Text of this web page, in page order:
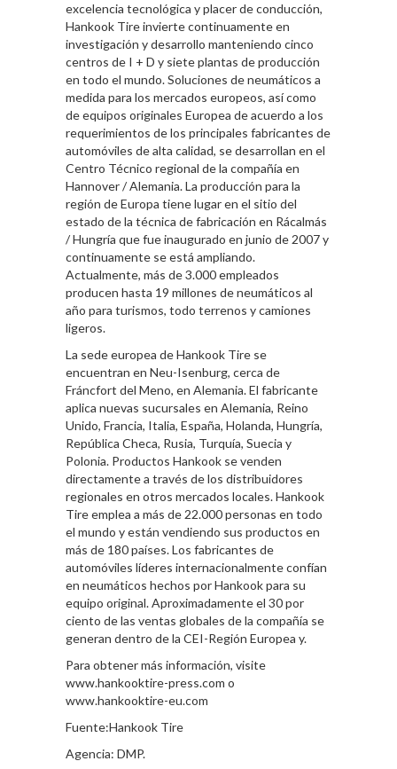
excelencia tecnológica y placer de conducción,
Hankook Tire invierte continuamente en
investigación y desarrollo manteniendo cinco
centros de I + D y siete plantas de producción
en todo el mundo. Soluciones de neumáticos a
medida para los mercados europeos, así como
de equipos originales Europea de acuerdo a los
requerimientos de los principales fabricantes de
automóviles de alta calidad, se desarrollan en el
Centro Técnico regional de la compañía en
Hannover / Alemania. La producción para la
región de Europa tiene lugar en el sitio del
estado de la técnica de fabricación en Rácalmás
/ Hungría que fue inaugurado en junio de 2007 y
continuamente se está ampliando.
Actualmente, más de 3.000 empleados
producen hasta 19 millones de neumáticos al
año para turismos, todo terrenos y camiones
ligeros.
La sede europea de Hankook Tire se
encuentran en Neu-Isenburg, cerca de
Fráncfort del Meno, en Alemania. El fabricante
aplica nuevas sucursales en Alemania, Reino
Unido, Francia, Italia, España, Holanda, Hungría,
República Checa, Rusia, Turquía, Suecia y
Polonia. Productos Hankook se venden
directamente a través de los distribuidores
regionales en otros mercados locales. Hankook
Tire emplea a más de 22.000 personas en todo
el mundo y están vendiendo sus productos en
más de 180 países. Los fabricantes de
automóviles líderes internacionalmente confían
en neumáticos hechos por Hankook para su
equipo original. Aproximadamente el 30 por
ciento de las ventas globales de la compañía se
generan dentro de la CEI-Región Europea y.
Para obtener más información, visite
www.hankooktire-press.com o
www.hankooktire-eu.com
Fuente:Hankook Tire
Agencia: DMP.